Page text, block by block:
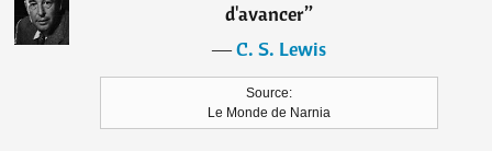
d'avancer”
―C. S. Lewis
Source:
Le Monde de Narnia